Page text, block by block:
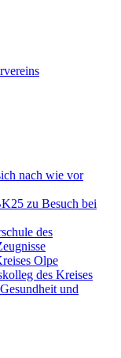
nach wie vor
zu Besuch bei
des
Olpe
des Kreises
und